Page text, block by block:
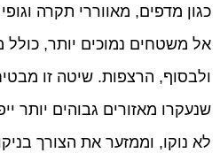
כגון מדפים, מאווררי תקרה
אל משטחים נמוכים יותר,
ולבסוף, הרצפות. שיטה זו
שנעקרו מאזורים גבוהים יותר
לא נוקו, וממזער את הצורך